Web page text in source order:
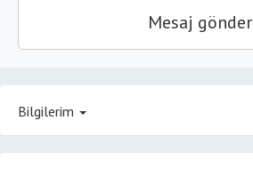
Mesaj gönder
Bilgilerim